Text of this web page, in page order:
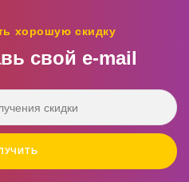
хорошую скидку
свой e‑mail